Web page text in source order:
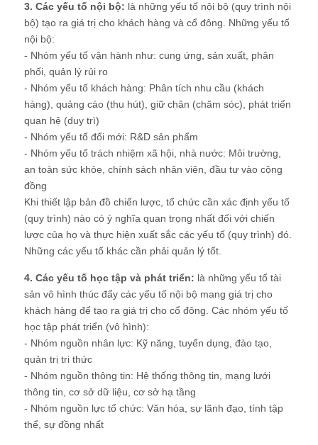
3. Các yếu tố nội bộ: là những yếu tố nội bộ (quy trình nội
bộ) tạo ra giá trị cho khách hàng và cổ đông. Những yếu tố
nội bộ:
- Nhóm yếu tố vận hành như: cung ứng, sản xuất, phân
phối, quản lý rủi ro
- Nhóm yếu tố khách hàng: Phân tích nhu cầu (khách
hàng), quảng cáo (thu hút), giữ chân (chăm sóc), phát triển
quan hệ (duy trì)
- Nhóm yếu tố đổi mới: R&D sản phẩm
- Nhóm yếu tố trách nhiệm xã hội, nhà nước: Môi trường,
an toàn sức khỏe, chính sách nhân viên, đầu tư vào cộng
đồng
Khi thiết lập bản đồ chiến lược, tổ chức cần xác định yếu tố
(quy trình) nào có ý nghĩa quan trọng nhất đối với chiến
lược của họ và thực hiện xuất sắc các yếu tố (quy trình) đó.
Những các yếu tố khác cần phải quản lý tốt.
4. Các yếu tố học tập và phát triển: là những yếu tố tài
sản vô hình thúc đẩy các yếu tố nội bộ mang giá trị cho
khách hàng để tạo ra giá trị cho cổ đông. Các nhóm yếu tố
học tập phát triển (vô hình):
- Nhóm nguồn nhân lực: Kỹ năng, tuyển dụng, đào tạo,
quản trị tri thức
- Nhóm nguồn thông tin: Hệ thống thông tin, mạng lưới
thông tin, cơ sở dữ liệu, cơ sở hạ tầng
- Nhóm nguồn lực tổ chức: Văn hóa, sự lãnh đạo, tính tập
thể, sự đồng nhất